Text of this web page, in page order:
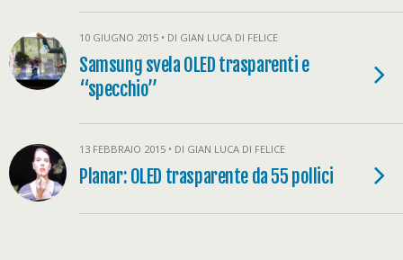
10 GIUGNO 2015 • DI GIAN LUCA DI FELICE
Samsung svela OLED trasparenti e
“specchio”
13 FEBBRAIO 2015 • DI GIAN LUCA DI FELICE
Planar: OLED trasparente da 55 pollici